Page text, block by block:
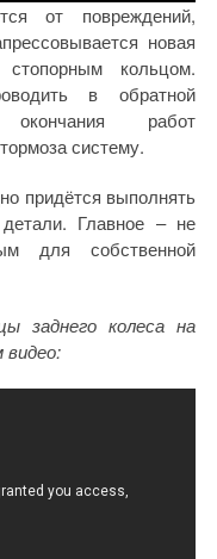
от повреждений,
новая
стопорным кольцом.
в обратной
окончания работ
систему.
придётся выполнять
Главное – не
для собственной
заднего колеса на